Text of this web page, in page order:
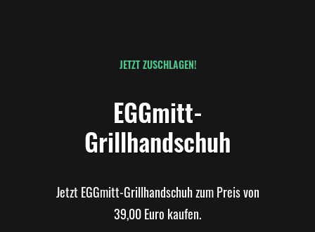
JETZT ZUSCHLAGEN!
EGGmitt-
Grillhandschuh
Jetzt EGGmitt-Grillhandschuh zum Preis von
39,00 Euro kaufen.